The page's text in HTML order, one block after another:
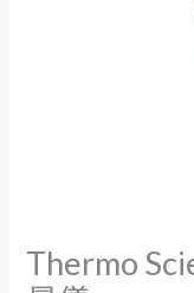
Thermo